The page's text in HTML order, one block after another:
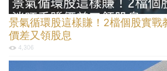
景氣循環股這樣賺！2檔個股實戰
價差又領股息
4,306